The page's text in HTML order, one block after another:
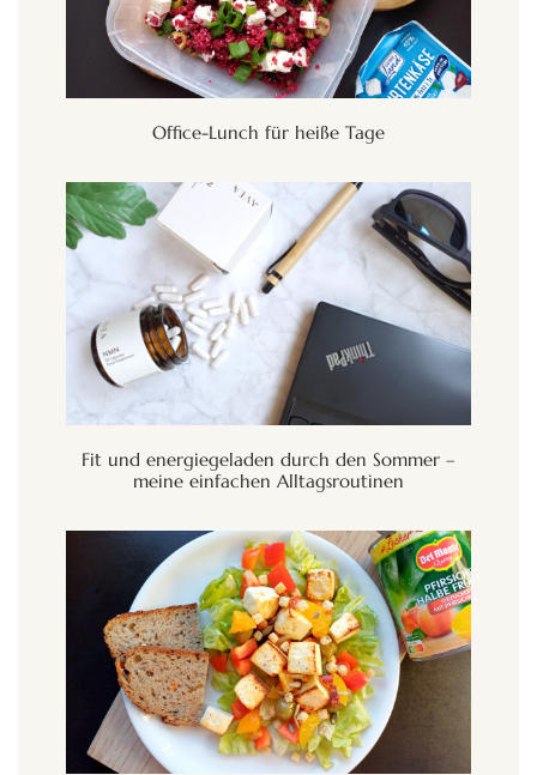
Office-Lunch für heiße Tage
Fit und energiegeladen durch den Sommer –
meine einfachen Alltagsroutinen